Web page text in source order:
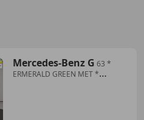
Mercedes-Benz G 63 *
ERMERALD GREEN MET *